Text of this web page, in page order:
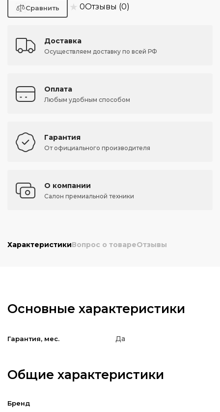
★ 0Отзывы (0)
Доставка
Осуществляем доставку по всей РФ
Оплата
Любым удобным способом
Гарантия
От официального производителя
О компании
Салон премиальной техники
ХарактеристикиВопрос о товареОтзывы
Основные характеристики
Гарантия, мес. Да
Общие характеристики
Бренд